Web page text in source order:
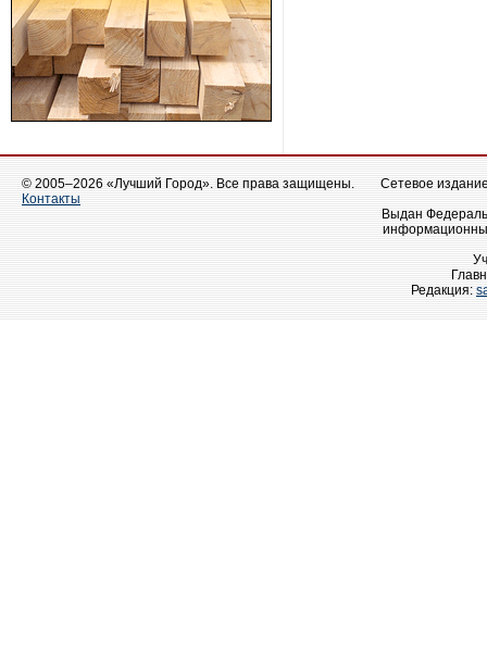
© 2005–2026 «Лучший Город». Все права защищены.
Контакты
Сетевое
Выдан
Редакция: